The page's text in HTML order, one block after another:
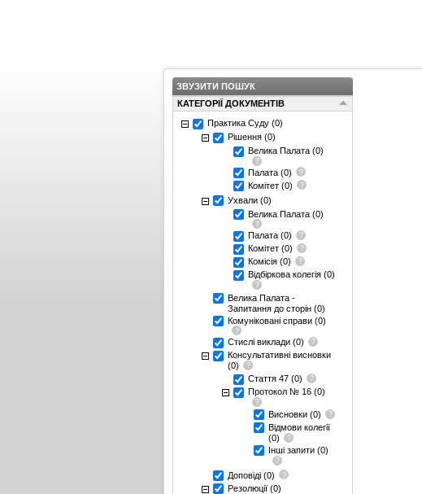
ЗВУЗИТИ ПОШУК
КАТЕГОРІЇ ДОКУМЕНТІВ
Практика Суду (0)
Рішення (0)
Велика Палата (0)
Палата (0)
Комітет (0)
Ухвали (0)
Велика Палата (0)
Палата (0)
Комітет (0)
Комісія (0)
Відбіркова колегія (0)
Велика Палата -
Запитання до сторін (0)
Комуніковані справи (0)
Стислі виклади (0)
Консультативні висновки
(0)
Стаття 47 (0)
Протокол № 16 (0)
Висновки (0)
Відмови колегії
(0)
Інші запити (0)
Доповіді (0)
Резолюції (0)